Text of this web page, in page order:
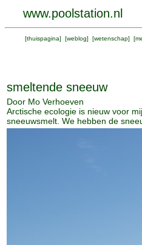
www.poolstation.nl
[thuispagina] [weblog] [wetenschap] [
smeltende sneeuw
Door Mo Verhoeven
Arctische ecologie is nieuw voor
sneeuwsmelt. We hebben de